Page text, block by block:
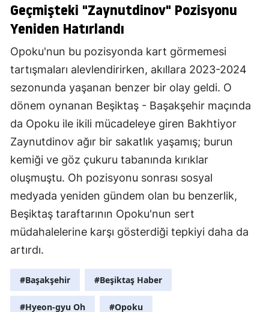
Geçmişteki "Zaynutdinov" Pozisyonu
Yeniden Hatırlandı
Opoku'nun bu pozisyonda kart görmemesi
tartışmaları alevlendirirken, akıllara 2023-2024
sezonunda yaşanan benzer bir olay geldi. O
dönem oynanan Beşiktaş - Başakşehir maçında
da Opoku ile ikili mücadeleye giren Bakhtiyor
Zaynutdinov ağır bir sakatlık yaşamış; burun
kemiği ve göz çukuru tabanında kırıklar
oluşmuştu. Oh pozisyonu sonrası sosyal
medyada yeniden gündem olan bu benzerlik,
Beşiktaş taraftarının Opoku'nun sert
müdahalelerine karşı gösterdiği tepkiyi daha da
artırdı.
#Başakşehir #Beşiktaş Haber
#Hyeon-gyu Oh #Opoku